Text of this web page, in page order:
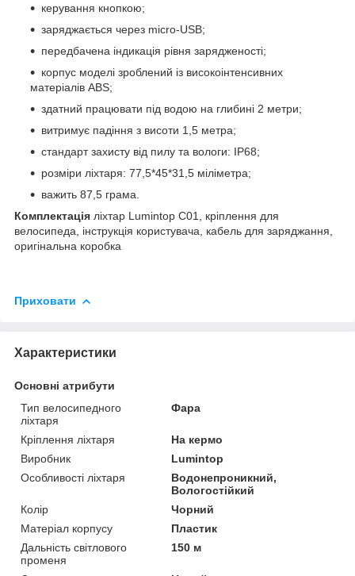
керування кнопкою;
заряджається через micro-USB;
передбачена індикація рівня зарядженості;
корпус моделі зроблений із високоінтенсивних
матеріалів ABS;
здатний працювати під водою на глибині 2 метри;
витримує падіння з висоти 1,5 метра;
стандарт захисту від пилу та вологи: IP68;
розміри ліхтаря: 77,5*45*31,5 міліметра;
важить 87,5 грама.
Комплектація ліхтар Lumintop C01, кріплення для
велосипеда, інструкція користувача, кабель для заряджання,
оригінальна коробка
Приховати
Характеристики
Основні атрибути
Тип велосипедного
ліхтаря
Фара
Кріплення ліхтаря
На кермо
Виробник
Lumintop
Особливості ліхтаря
Водонепроникний,
Вологостійкий
Колір
Чорний
Матеріал корпусу
Пластик
Дальність світлового
променя
150 м